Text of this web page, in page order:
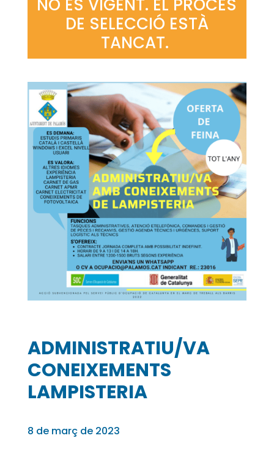
NO ÉS VIGENT. EL PROCÉS
DE SELECCIÓ ESTÀ
TANCAT.
ADMINISTRATIU/VA
CONEIXEMENTS
LAMPISTERIA
8 de març de 2023